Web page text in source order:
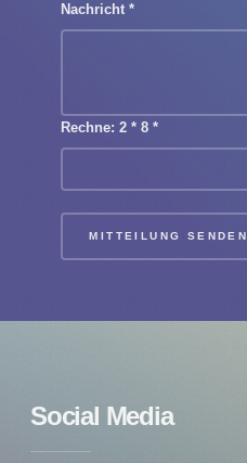
Nachricht *
Rechne: 2 * 8 *
MITTEILUNG SENDEN
Social Media